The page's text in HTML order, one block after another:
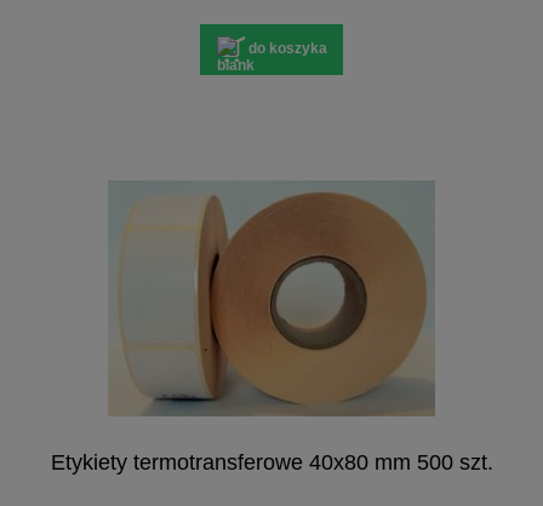
do koszyka
Etykiety termotransferowe 40x80 mm 500 szt.